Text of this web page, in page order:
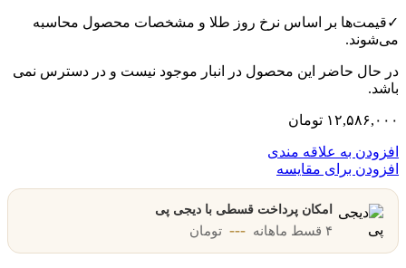
✓قیمت‌ها بر اساس نرخ روز طلا و مشخصات محصول محاسبه
می‌شوند.
در حال حاضر این محصول در انبار موجود نیست و در دسترس نمی
باشد.
۱۲,۵۸۶,۰۰۰ تومان
افزودن به علاقه مندی
افزودن برای مقایسه
امکان پرداخت قسطی با دیجی پی
۴ قسط ماهانه --- تومان